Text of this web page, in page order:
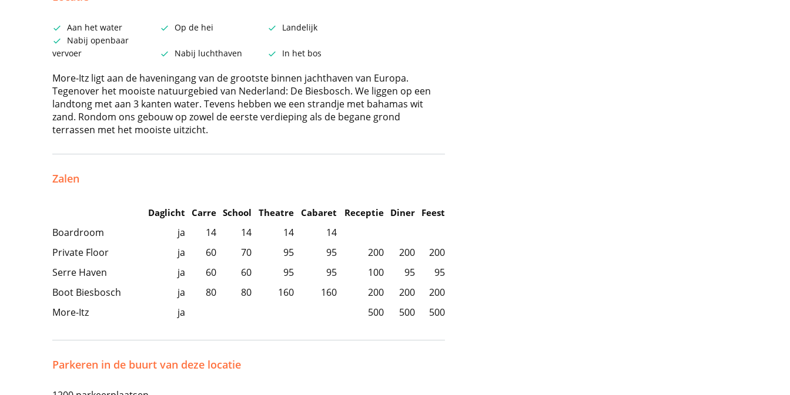
Aan het water Op de hei
Landelijk
Nabij openbaar
vervoer
Nabij luchthaven In het bos
More-Itz ligt aan de haveningang van de grootste binnen jachthaven van Europa.
Tegenover het mooiste natuurgebied van Nederland: De Biesbosch. We liggen op een
landtong met aan 3 kanten water. Tevens hebben we een strandje met bahamas wit
zand. Rondom ons gebouw op zowel de eerste verdieping als de begane grond
terrassen met het mooiste uitzicht.
Zalen
Daglicht Carre School Theatre Cabaret Receptie Diner Feest
Boardroom ja 14 14 14
14
Private Floor
ja 60 70 95 95 200 200
200
Serre Haven
ja 60 60 95 95 100 95
95
Boot Biesbosch
ja 80 80 160 160 200 200
200
More-Itz
ja 500 500 500
Parkeren in de buurt van deze locatie